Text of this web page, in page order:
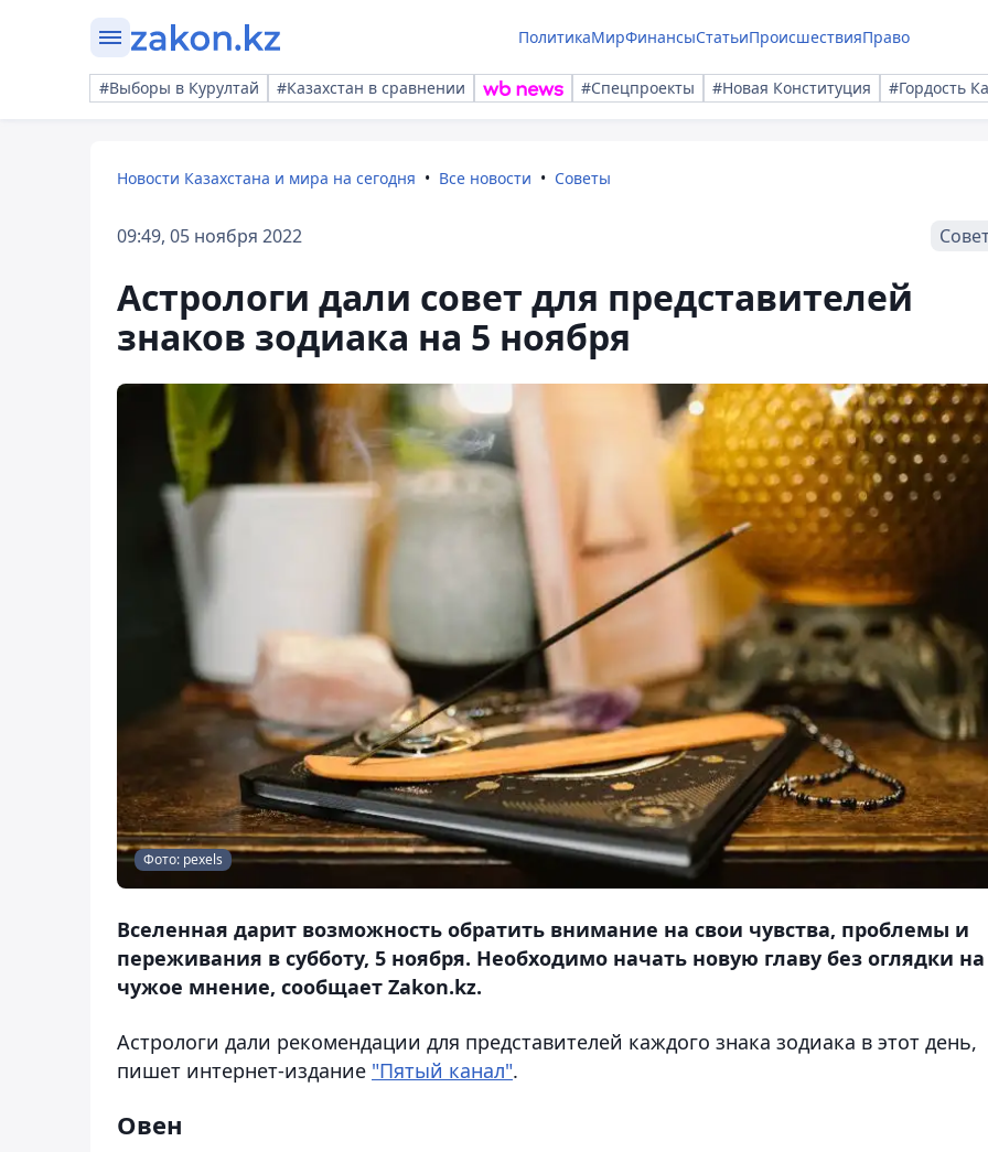
ПолитикаМирФинансыСтатьиПроисшествияПраво
#Выборы в Курултай #Казахстан в сравнении #Спецпроекты #Новая Конституция #Гордость
Новости Казахстана и мира на сегодня Все новости Советы
09:49, 05 ноября 2022
Астрологи дали совет для представителей
знаков зодиака на 5 ноября
Фото: pexels
Вселенная дарит возможность обратить внимание на свои чувства, проблемы и
переживания в субботу, 5 ноября. Необходимо начать новую главу без оглядки на
чужое мнение, сообщает Zakon.kz.
Астрологи дали рекомендации для представителей каждого знака зодиака в этот день,
пишет интернет-издание "Пятый канал".
Овен